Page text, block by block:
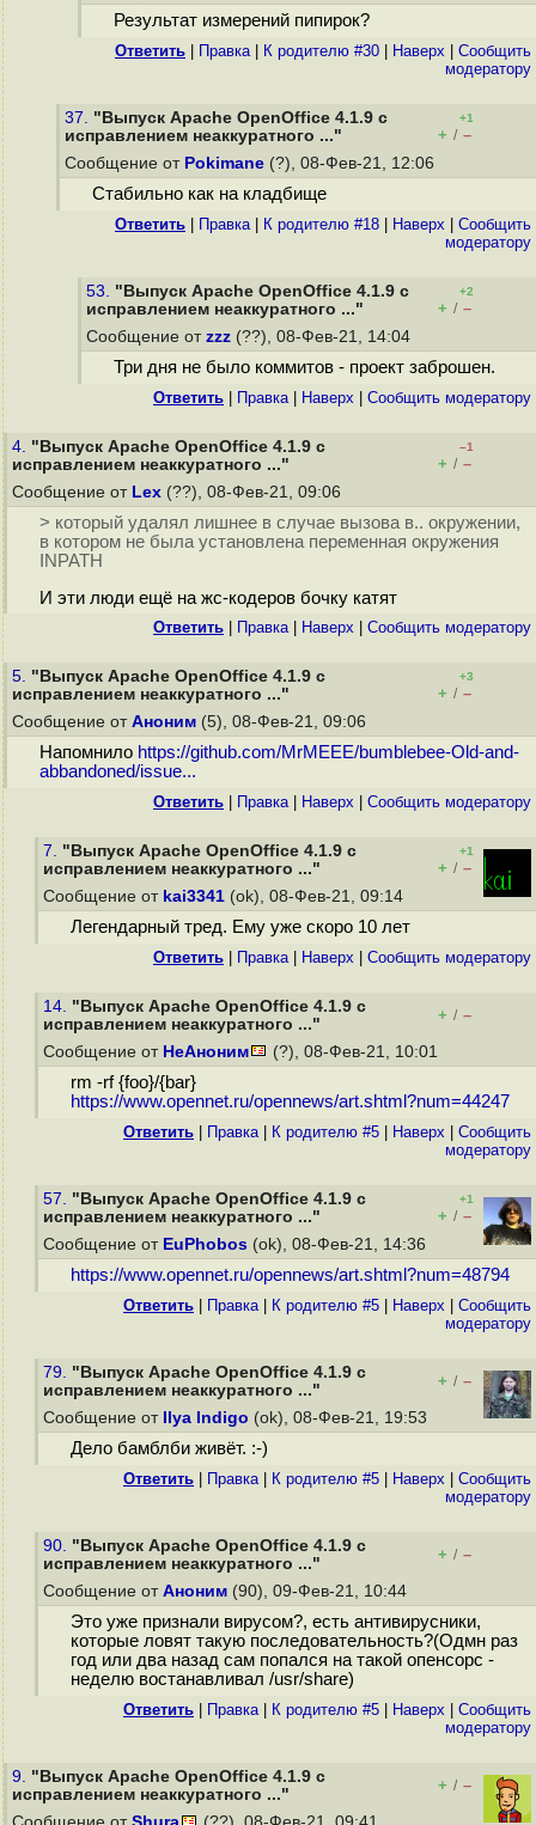
Результат измерений пипирок?
Ответить Правка| К родителю #30 Наверх
Cообщить
модератору
37. "Выпуск Apache OpenOffice 4.1.9 с
исправлением неаккуратного ..."
+1
+ / –
Сообщение от Pokimane (?), 08-Фев-21, 12:06
Стабильно как на кладбище
Ответить Правка| К родителю #18 Наверх
Cообщить
модератору
53. "Выпуск Apache OpenOffice 4.1.9 с
исправлением неаккуратного ..."
+2
+ / –
Сообщение от zzz (??), 08-Фев-21, 14:04
Три дня не было коммитов - проект заброшен.
Ответить Правка| Наверх Cообщить модератору
4. "Выпуск Apache OpenOffice 4.1.9 с
исправлением неаккуратного ..."
–1
+ / –
Сообщение от Lex (??), 08-Фев-21, 09:06
> который удалял лишнее в случае вызова в.. окружении,
в котором не была установлена переменная окружения
INPATH
И эти люди ещё на жс-кодеров бочку катят
Ответить Правка| Наверх Cообщить модератору
5. "Выпуск Apache OpenOffice 4.1.9 с
исправлением неаккуратного ..."
+3
+ / –
Сообщение от Аноним (5), 08-Фев-21, 09:06
Напомнило https://github.com/MrMEEE/bumblebee-Old-and-
abbandoned/issue...
Ответить Правка| Наверх Cообщить модератору
7. "Выпуск Apache OpenOffice 4.1.9 с
исправлением неаккуратного ..."
+1
+ / –
Сообщение от kai3341 (ok), 08-Фев-21, 09:14
Легендарный тред. Ему уже скоро 10 лет
Ответить Правка| Наверх Cообщить модератору
14. "Выпуск Apache OpenOffice 4.1.9 с
исправлением неаккуратного ..."
+ / –
Сообщение от НеАноним (?), 08-Фев-21, 10:01
rm -rf {foo}/{bar}
https://www.opennet.ru/opennews/art.shtml?num=44247
Ответить Правка| К родителю #5 Наверх
Cообщить
модератору
57. "Выпуск Apache OpenOffice 4.1.9 с
исправлением неаккуратного ..."
+1
+ / –
Сообщение от EuPhobos (ok), 08-Фев-21, 14:36
https://www.opennet.ru/opennews/art.shtml?num=48794
Ответить Правка| К родителю #5 Наверх
Cообщить
модератору
79. "Выпуск Apache OpenOffice 4.1.9 с
исправлением неаккуратного ..."
+ / –
Сообщение от Ilya Indigo (ok), 08-Фев-21, 19:53
Дело бамблби живёт. :-)
Ответить Правка| К родителю #5 Наверх
Cообщить
модератору
90. "Выпуск Apache OpenOffice 4.1.9 с
исправлением неаккуратного ..."
+ / –
Сообщение от Аноним (90), 09-Фев-21, 10:44
Это уже признали вирусом?, есть антивирусники,
которые ловят такую последовательность?(Одмн раз
год или два назад сам попался на такой опенсорс -
неделю востанавливал /usr/share)
Ответить Правка| К родителю #5 Наверх
Cообщить
модератору
9. "Выпуск Apache OpenOffice 4.1.9 с
исправлением неаккуратного ..."
+ / –